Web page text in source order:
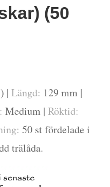
(50
| Längd: 129 mm |
Medium | Röktid:
50 st fördelade i
trälåda.